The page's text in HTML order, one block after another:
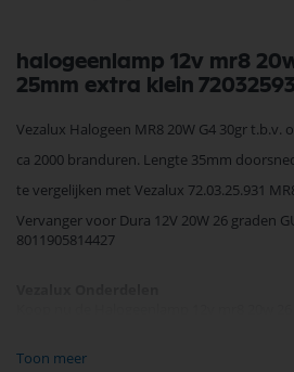
halogeenlamp 12v mr8
25mm extra klein
Vezalux Halogeen MR8 20W G4 30gr
ca 2000 branduren. Lengte 35mm
te vergelijken met Vezalux 72.03.25.931
Vervanger voor Dura 12V 20W 26 graden
8011905814427
vindt u een breed assortiment met snelle
Toon meer